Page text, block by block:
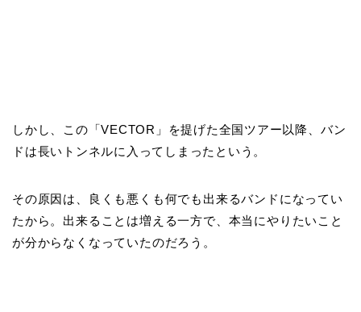
しかし、この「VECTOR」を提げた全国ツアー以降、バン
ドは長いトンネルに入ってしまったという。
その原因は、良くも悪くも何でも出来るバンドになってい
たから。出来ることは増える一方で、本当にやりたいこと
が分からなくなっていたのだろう。